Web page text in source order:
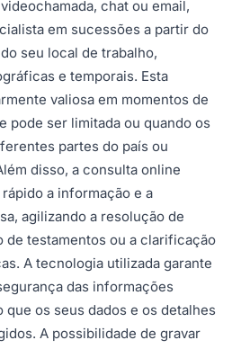
chat ou email,
em sucessões a partir do
seu local de trabalho,
e temporais. Esta
valiosa em momentos de
pode ser limitada ou quando os
partes do país ou
disso, a consulta online
a informação e a
agilizando a resolução de
de testamentos ou a clarificação
A tecnologia utilizada garante
das informações
que os seus dados e os detalhes
A possibilidade de gravar